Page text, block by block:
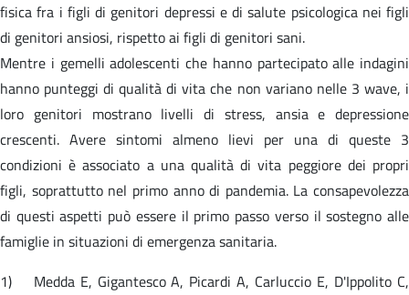
fisica fra i figli di genitori depressi e di salute psicologica nei figli
di genitori ansiosi, rispetto ai figli di genitori sani.
Mentre i gemelli adolescenti che hanno partecipato alle indagini
hanno punteggi di qualità di vita che non variano nelle 3 wave, i
loro genitori mostrano livelli di stress, ansia e depressione
crescenti. Avere sintomi almeno lievi per una di queste 3
condizioni è associato a una qualità di vita peggiore dei propri
figli, soprattutto nel primo anno di pandemia. La consapevolezza
di questi aspetti può essere il primo passo verso il sostegno alle
famiglie in situazioni di emergenza sanitaria.
1) Medda E, Gigantesco A, Picardi A, Carluccio E, D'Ippolito C,